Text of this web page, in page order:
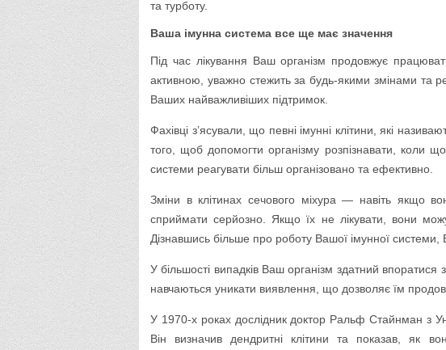
та турботу.
Ваша імунна система все ще має значення
Під час лікування Ваш організм продовжує
активною, уважно стежить за будь-якими змінами та
Ваших найважливіших підтримок.
Фахівці з’ясували, що певні імунні клітини, які
того, щоб допомогти організму розпізнавати, коли
системи реагувати більш організовано та ефективно.
Зміни в клітинах сечового міхура — навіть якщо
сприймати серйозно. Якщо їх не лікувати, вони
Дізнавшись більше про роботу Вашої імунної системи,
У більшості випадків Ваш організм здатний впоратися
навчаються уникати виявлення, що дозволяє їм
У 1970-х роках дослідник доктор Ральф Стайнман з
Він визначив дендритні клітини та показав, як